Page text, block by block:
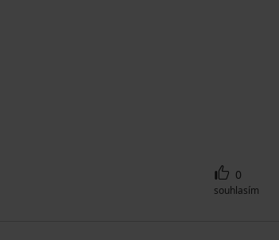
0
souhlasím